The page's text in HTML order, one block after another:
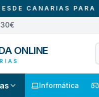
PARA
ONLINE
Informática